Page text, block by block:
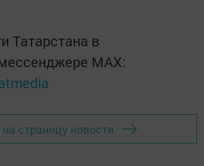
Татарстана в
MАХ:
страницу новости